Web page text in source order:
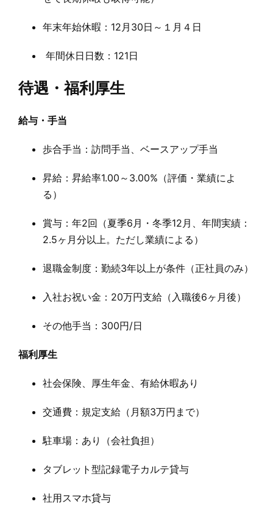
年末年始休暇：12月30日～１月４日
年間休日日数：121日
待遇・福利厚生
給与・手当
歩合手当：訪問手当、ベースアップ手当
昇給：昇給率1.00～3.00%（評価・業績によ
る）
賞与：年2回（夏季6月・冬季12月、年間実績：
2.5ヶ月分以上。ただし業績による）
退職金制度：勤続3年以上が条件（正社員のみ）
入社お祝い金：20万円支給（入職後6ヶ月後）
その他手当：300円/日
福利厚生
社会保険、厚生年金、有給休暇あり
交通費：規定支給（月額3万円まで）
駐車場：あり（会社負担）
タブレット型記録電子カルテ貸与
社用スマホ貸与